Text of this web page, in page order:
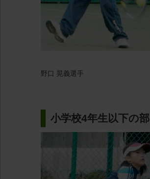
野口 晃義選手
小学校4年生以下の部